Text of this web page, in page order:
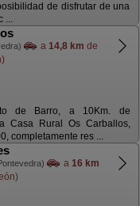
de disfrutar de una
...
a 14,8 km de
de Barro, a 10Km. de
Casa Rural Os Carballos,
completamente res ...
a 16 km